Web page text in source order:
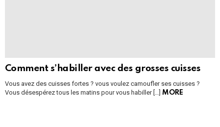
Comment s’habiller avec des grosses cuisses
Vous avez des cuisses fortes ? vous voulez camoufler ses cuisses ?
Vous désespérez tous les matins pour vous habiller […] MORE